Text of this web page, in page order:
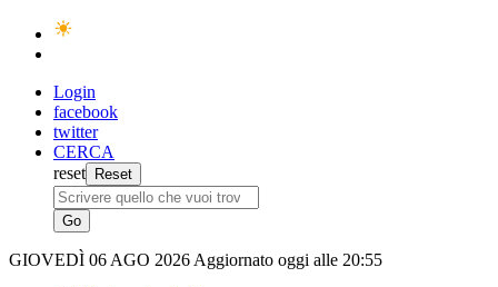
Login
facebook
twitter
CERCA
reset
GIOVEDÌ 06 AGO 2026 Aggiornato oggi alle 20:55